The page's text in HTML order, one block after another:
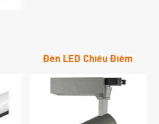
Đèn LED Chiếu Điểm